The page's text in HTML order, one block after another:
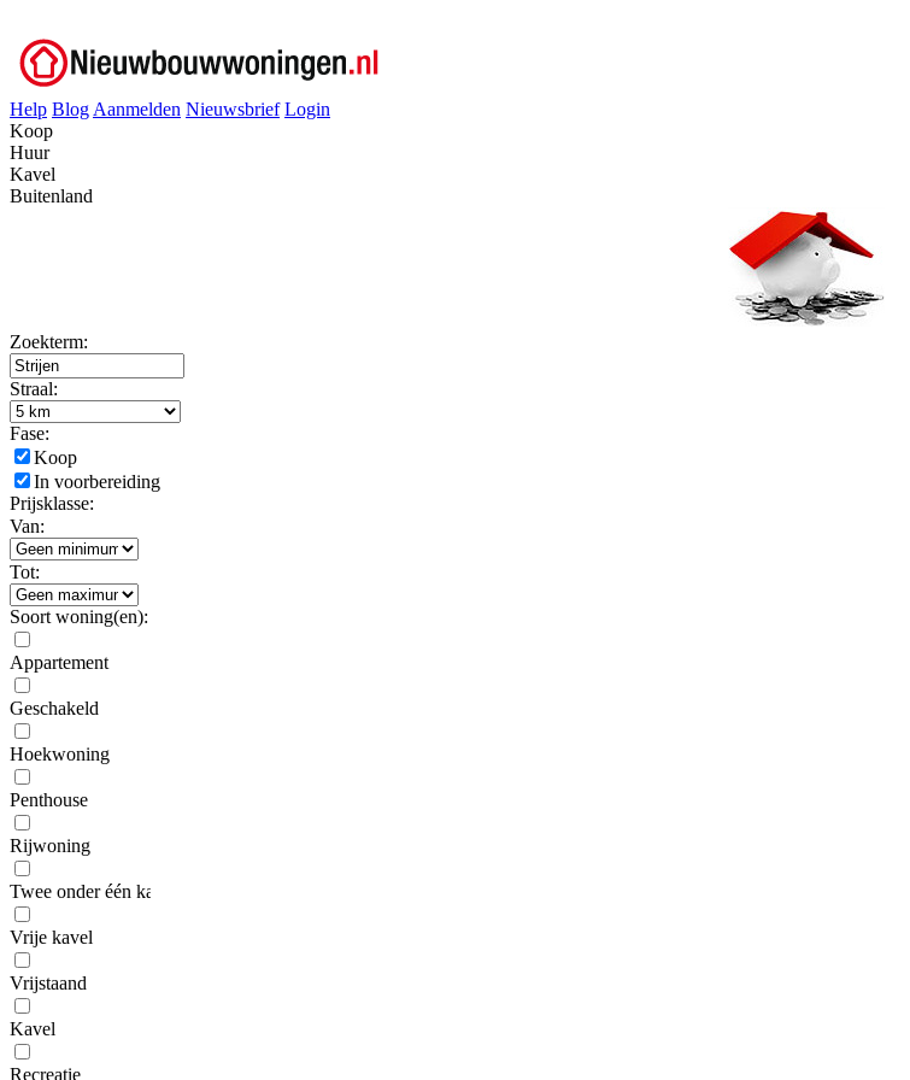
Help Blog Aanmelden Nieuwsbrief Login
Koop
Huur
Kavel
Buitenland
Zoekterm:
Straal:
Fase:
Koop
In voorbereiding
Prijsklasse:
Van:
Tot:
Soort woning(en):
Appartement
Geschakeld
Hoekwoning
Penthouse
Rijwoning
Twee onder één kap
Vrije kavel
Vrijstaand
Kavel
Recreatie